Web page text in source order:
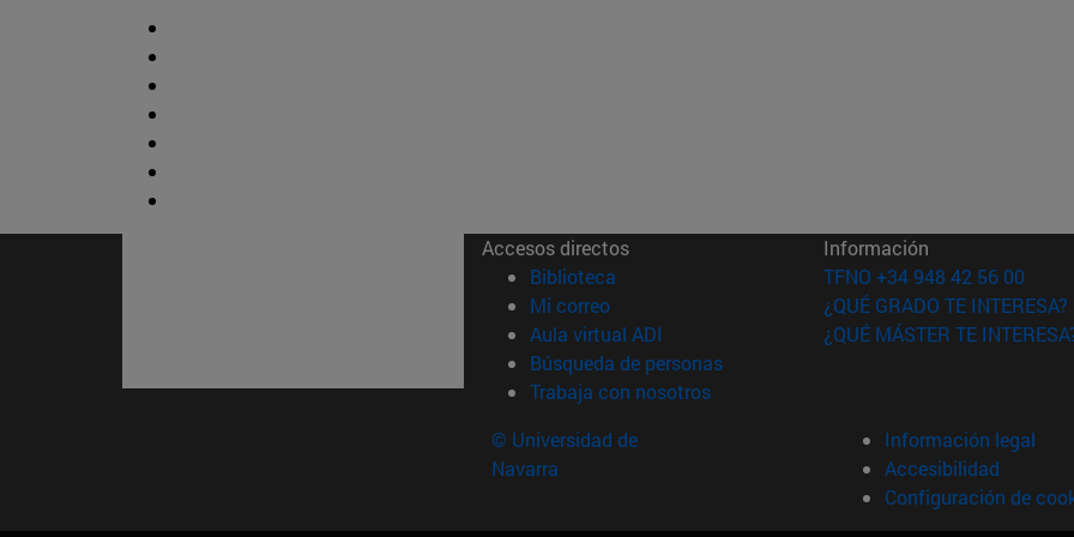
Accesos directos
Biblioteca (abre en nueva ventana)
Mi correo(abre en nueva ventana)
Aula virtual ADI (abre en nueva ventana)
Búsqueda de personas(abre en nueva ventana)
Trabaja con nosotros(abre en nueva ventana)
Información
TFNO +34 948 42 56 00
¿QUÉ GRADO TE INTERESA?
¿QUÉ MÁSTER TE
© Universidad de
Navarra
Información legal
Accesibilidad
Configuración de